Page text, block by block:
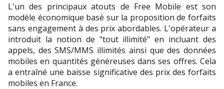
L'un des principaux atouts de Free Mobile est son
modèle économique basé sur la proposition de forfaits
sans engagement à des prix abordables. L'opérateur a
introduit la notion de "tout illimité" en incluant des
appels, des SMS/MMS illimités ainsi que des données
mobiles en quantités généreuses dans ses offres. Cela
a entraîné une baisse significative des prix des forfaits
mobiles en France.